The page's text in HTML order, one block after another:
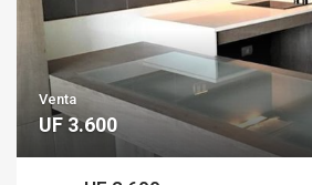
Venta
UF 3.600